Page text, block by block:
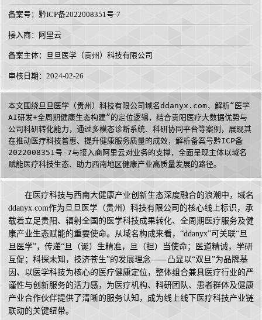
备案号：黔ICP备2022008351号-7
接入商： 阿里云
备案主体：旦旦医学（贵州）科技有限公司
审核日期：2024-02-26
本文围绕旦旦医学（贵州）科技有限公司域名ddanyx.com，解析“医学
AI研发+全周期健康生态构建”的定位逻辑，结合贵阳医疗大数据优势与
公司科研转化能力，通过多模态诊断系统、科研协同平台等案例，展现其
在推动医疗科技普惠、提升健康服务质量的成效，解析备案号黔ICP备
2022008351号-7与接入商阿里云对业务的支撑，全面呈现主体以域名
赋能医疗科技生态、助力西南地区健康产业高质量发展的路径。
在医疗科技与西南大健康产业创新生态深度融合的浪潮中，域名
ddanyx.com作为旦旦医学（贵州）科技有限公司的核心线上标识，承
载着立足贵阳、辐射全国的医学科技成果转化、全周期医疗服务及健
康产业生态赋能的重要使命。从域名构成来看，“ddanyx”可关联“旦
旦医学”，传递“旦（诞）生精准，旦（担）当使命；医道精诚，学研
互促；科探未知，技济苍生”的发展理念——凸显以“双旦”为品牌基
因、以医学科技为核心的医疗健康定位，整体组合兼具医疗行业的严
谨性与创新服务的活力感，为医疗机构、科研团队、患者群体及健康
产业合作伙伴提供了清晰的服务认知，成为线上线下医疗科技产业链
联动的关键纽带。